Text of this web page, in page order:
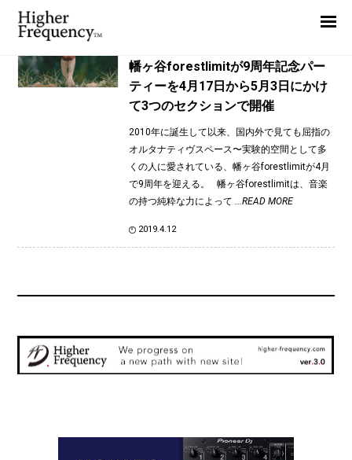
TAG: TEXACO LEATHERMAN
幡ヶ谷forestlimitが9周年記念パー
ティーを4月17日から5月3日にかけ
て3つのセクションで開催
2010年に誕生して以来、国内外で見ても屈指の
オルタナティヴスペース〜実験的空間として多
くの人に愛されている、幡ヶ谷forestlimitが4月
で9周年を迎える。 幡ヶ谷forestlimitは、音楽
の持つ純粋な力によって ...READ MORE
2019.4.12
News
Interview
Report